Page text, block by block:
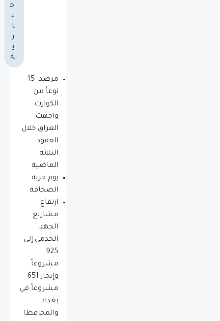
خ
ب
ا
ر
ي
ة
مرصد: 15
نوعاً من
الكوارث
واجهت
العراق خلال
العقود
الثلاثة
الماضية
يوم حريه
الصحافة
ارتفاع
مشاريع
الجهد
الخدمي إلى
925
مشروعاً..
وإنجاز 651
مشروعاً في
بغداد
والمحافظا